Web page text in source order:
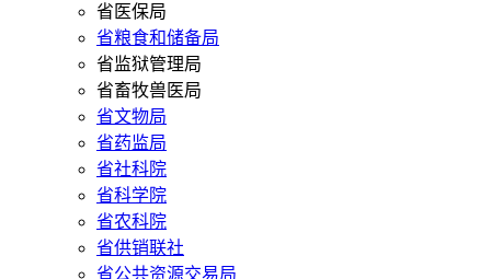
省医保局
省粮食和储备局
省监狱管理局
省畜牧兽医局
省文物局
省药监局
省社科院
省科学院
省农科院
省供销联社
省公共资源交易局